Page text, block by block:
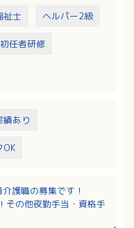
祉士 ヘルパー2級
任者研修
績あり
OK
護職の募集です！
その他夜勤手当・資格手